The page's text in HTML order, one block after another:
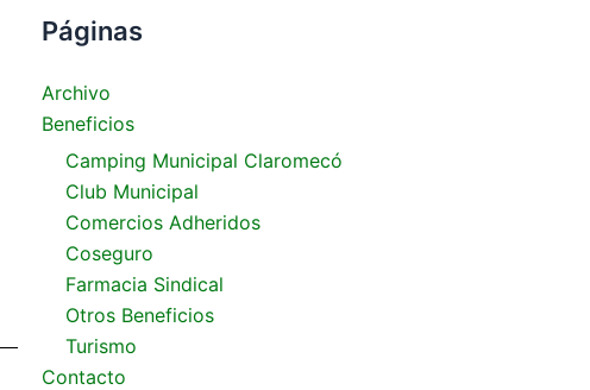
Páginas
Archivo
Beneficios
Camping Municipal Claromecó
Club Municipal
Comercios Adheridos
Coseguro
Farmacia Sindical
Otros Beneficios
Turismo
Contacto